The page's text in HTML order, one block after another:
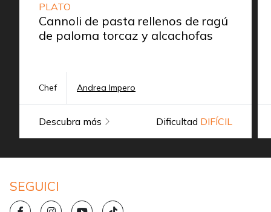
PLATO
Cannoli de pasta rellenos de ragú
de paloma torcaz y alcachofas
Chef Andrea Impero
Descubra más Dificultad DIFÍCIL
SEGUICI